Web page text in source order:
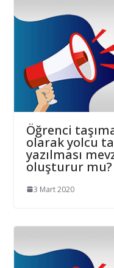
Öğrenci
olarak yolcu
yazılması
oluşturur mu?
3 Mart 2020